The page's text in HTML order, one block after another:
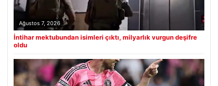
Ağustos 7, 2026
İntihar mektubundan isimleri çıktı, milyarlık vurgun deşifre
oldu